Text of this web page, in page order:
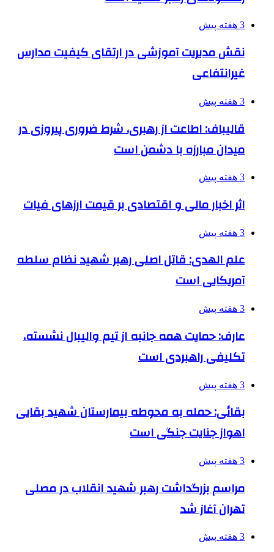
3 هفته پیش
نقش مدیریت آموزشی در ارتقای کیفیت مدارس
غیرانتفاعی
3 هفته پیش
قالیباف: اطاعت از رهبری، شرط ضروری پیروزی در
میدان مبارزه با دشمن است
3 هفته پیش
اثر اخبار مالی و اقتصادی بر قیمت ارزهای فیات
3 هفته پیش
علم الهدی: قاتل اصلی رهبر شهید نظام سلطه
آمریکایی است
3 هفته پیش
عارف: حمایت همه جانبه از تیم والیبال نشسته،
تکلیفی راهبردی است
3 هفته پیش
بقائی: حمله به محوطه بیمارستان شهید بقایی
اهواز جنایت جنگی است
3 هفته پیش
مراسم بزرگداشت رهبر شهید انقلاب در مصلی
تهران آغاز شد
3 هفته پیش